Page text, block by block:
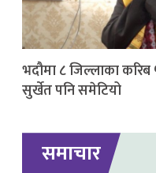
भदौमा ८ जिल्लाका करिब
सुर्खेत पनि समेटियो
समाचार